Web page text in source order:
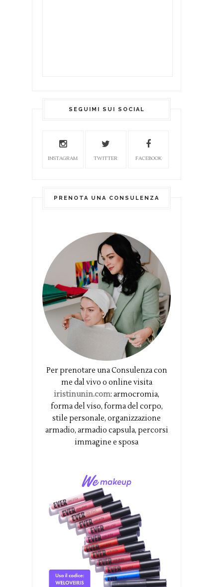
SEGUIMI SUI SOCIAL
INSTAGRAM TWITTER FACEBOOK
PRENOTA UNA CONSULENZA
Per prenotare una Consulenza con
me dal vivo o online visita
iristinunin.com: armocromia,
forma del viso, forma del corpo,
stile personale, organizzazione
armadio, armadio capsula, percorsi
immagine e sposa